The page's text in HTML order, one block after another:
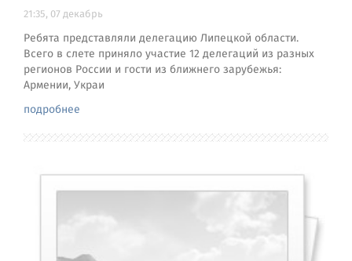
21:35, 07 декабрь
Ребята представляли делегацию Липецкой области.
Всего в слете приняло участие 12 делегаций из разных
регионов России и гости из ближнего зарубежья:
Армении, Украи
подробнее